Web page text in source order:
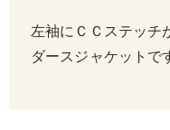
左袖にＣＣステッチ
ダースジャケットで